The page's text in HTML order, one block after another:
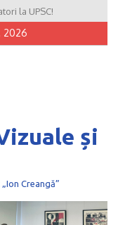
la UPSC!
2026
și
Creangă”